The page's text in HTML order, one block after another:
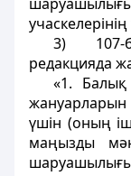
учаскелерінің
3) 107-
редакцияда
«1.
жануарларын
үшін (оның
маңызды